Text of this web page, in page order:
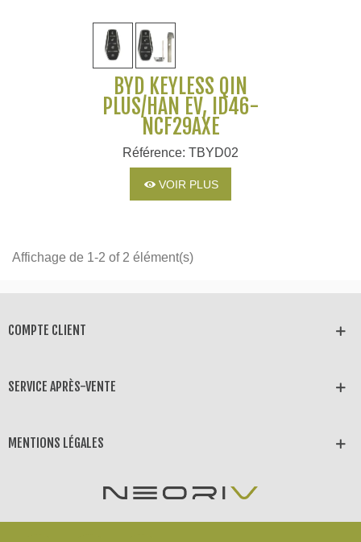
BYD KEYLESS QIN
PLUS/HAN EV, ID46-
NCF29AXE
Référence: TBYD02
VOIR PLUS
Affichage de 1-2 of 2 élément(s)
COMPTE CLIENT
SERVICE APRÈS-VENTE
MENTIONS LÉGALES